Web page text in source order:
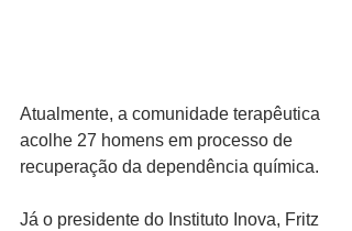
Atualmente, a comunidade terapêutica
acolhe 27 homens em processo de
recuperação da dependência química.
Já o presidente do Instituto Inova, Fritz